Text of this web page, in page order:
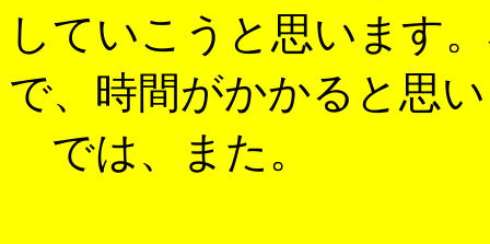
していこうと思います
で、時間がかかると思
では、また。